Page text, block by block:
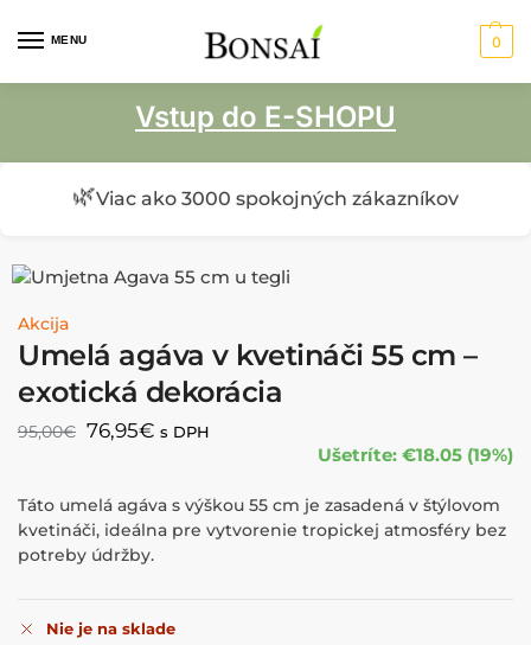
MENU 0
Vstup do E-SHOPU
🌿Viac ako 3000 spokojných zákazníkov
Akcija
Umelá agáva v kvetináči 55 cm –
exotická dekorácia
95,00€ 76,95€ s DPH
Ušetríte: €18.05 (19%)
Táto umelá agáva s výškou 55 cm je zasadená v štýlovom
kvetináči, ideálna pre vytvorenie tropickej atmosféry bez
potreby údržby.
Nie je na sklade